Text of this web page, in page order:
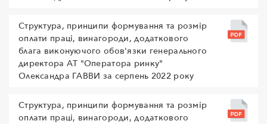
Структура, принципи формування та розмір
оплати праці, винагороди, додаткового
блага виконуючого обов'язки генерального
директора АТ "Оператора ринку"
Олександра ГАВВИ за серпень 2022 року
Структура, принципи формування та розмір
оплати праці, винагороди, додаткового